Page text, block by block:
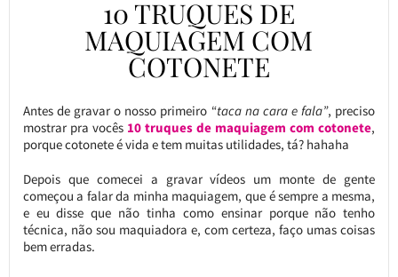
10 TRUQUES DE
MAQUIAGEM COM
COTONETE
Antes de gravar o nosso primeiro “taca na cara e fala”, preciso
mostrar pra vocês 10 truques de maquiagem com cotonete,
porque cotonete é vida e tem muitas utilidades, tá? hahaha
Depois que comecei a gravar vídeos um monte de gente
começou a falar da minha maquiagem, que é sempre a mesma,
e eu disse que não tinha como ensinar porque não tenho
técnica, não sou maquiadora e, com certeza, faço umas coisas
bem erradas.